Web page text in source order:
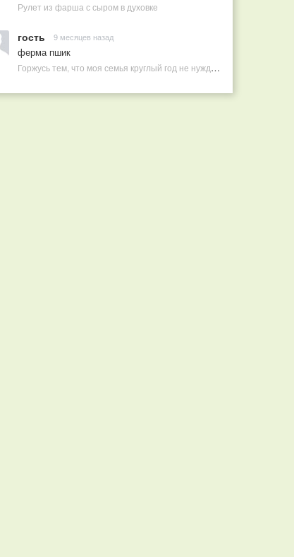
Рулет из фарша с сыром в духовке
гость 9 месяцев назад
ферма пшик
Горжусь тем, что моя семья круглый год не нуждается в покупных витаминах